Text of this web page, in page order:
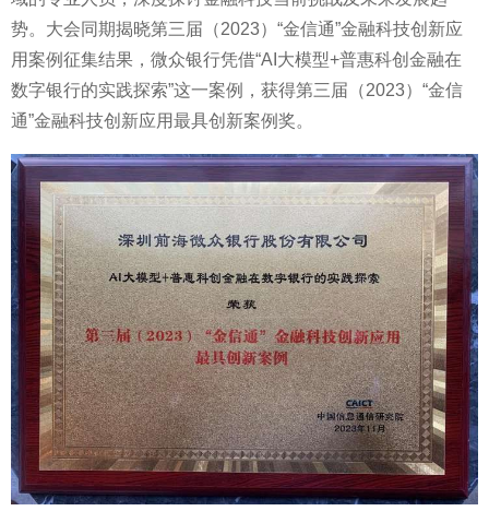
势。大会同期揭晓第三届（2023）“金信通”金融科技创新应
用案例征集结果，微众银行凭借“AI大模型+普惠科创金融在
数字银行的实践探索”这一案例，获得第三届（2023）“金信
通”金融科技创新应用最具创新案例奖。